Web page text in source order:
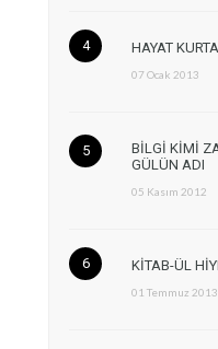
HAYAT
07 Ocak 2013
BİLGİ KİMİ
GÜLÜN ADI
05 Kasım 2012
KİTAB-ÜL
01 Temmuz 2013